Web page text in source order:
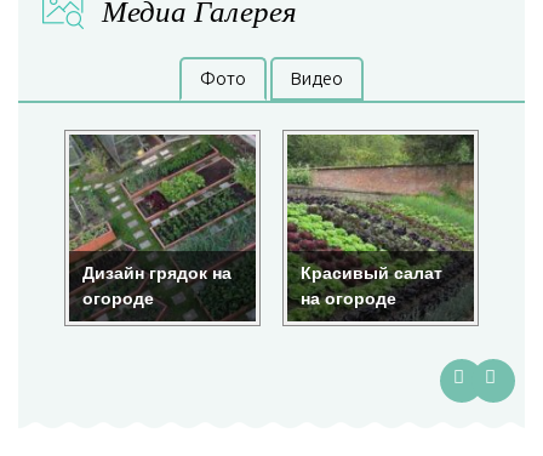
Медиа Галерея
Фото Видео
Красивый салат
на огороде
Красота на
огороде